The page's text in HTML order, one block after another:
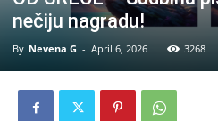
nečiju nagradu!
By Nevena G - April 6, 2026 3268